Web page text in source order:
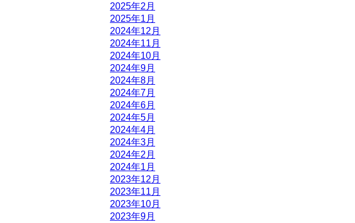
2025年2月
2025年1月
2024年12月
2024年11月
2024年10月
2024年9月
2024年8月
2024年7月
2024年6月
2024年5月
2024年4月
2024年3月
2024年2月
2024年1月
2023年12月
2023年11月
2023年10月
2023年9月